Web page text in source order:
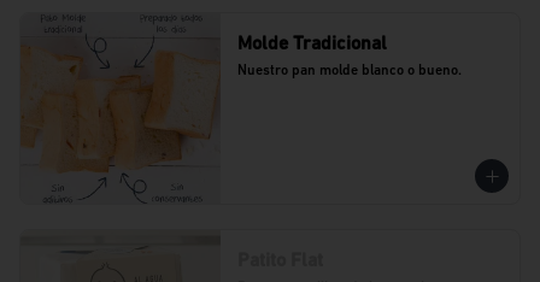
Molde Tradicional
Nuestro pan molde blanco o bueno.